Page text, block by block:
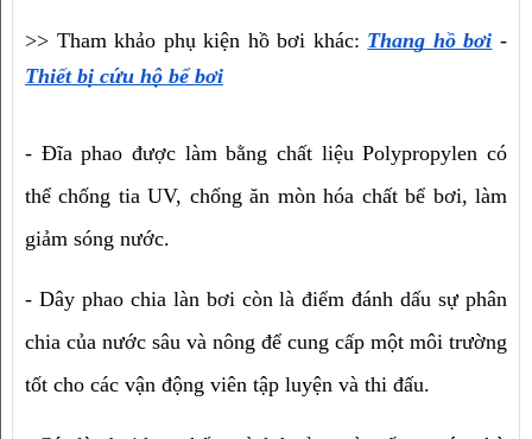
>> Tham khảo phụ kiện hồ bơi khác: Thang hồ bơi
Thiết bị cứu hộ bể bơi
- Đĩa phao được làm bằng chất liệu Polypropylen có
thể chống tia UV, chống ăn mòn hóa chất bể bơi, làm
giảm sóng nước.
- Dây phao chia làn bơi còn là điểm đánh dấu sự phân
chia của nước sâu và nông để cung cấp một môi trường
tốt cho các vận động viên tập luyện và thi đấu.